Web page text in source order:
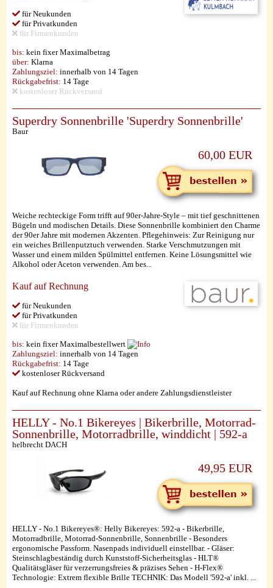
für Neukunden
für Privatkunden
für Firmenkunden
bis: kein fixer Maximalbetrag
über: Klarna
Zahlungsziel: innerhalb von 14 Tagen
Rückgabefrist: 14 Tage
kostenloser Rückversand
Superdry Sonnenbrille 'Superdry Sonnenbrille'
Baur
60,00 EUR
Weiche rechteckige Form trifft auf 90er-Jahre-Style – mit tief geschnittenen
Bügeln und modischen Details. Diese Sonnenbrille kombiniert den Charme
der 90er Jahre mit modernen Akzenten. Pflegehinweis: Zur Reinigung nur
ein weiches Brillenputztuch verwenden. Starke Verschmutzungen mit
Wasser und einem milden Spülmittel entfernen. Keine Lösungsmittel wie
Alkohol oder Aceton verwenden. Am bes...
Kauf auf Rechnung
für Neukunden
für Privatkunden
für Firmenkunden
bis: kein fixer Maximalbestellwert
Zahlungsziel: innerhalb von 14 Tagen
Rückgabefrist: 14 Tage
kostenloser Rückversand
Kauf auf Rechnung ohne Klarna oder andere Zahlungsdienstleister
HELLY - No.1 Bikereyes | Bikerbrille, Motorrad-
Sonnenbrille, Motorradbrille, winddicht | 592-a
helbrecht DACH
49,95 EUR
HELLY - No.1 Bikereyes®: Helly Bikereyes: 592-a - Bikerbrille,
Motorradbrille, Motorrad-Sonnenbrille, Sonnenbrille - Besonders
ergonomische Passform. Nasenpads individuell einstellbar. - Gläser:
Steinschlagbeständig durch Kunststoff-Sicherheitsglas - HLT®
Qualitätsgläser für verzerrungsfreies & präzises Sehen - H-Flex®
Technologie: Extrem flexible Brille TECHNIK: Das Modell '592-a' inkl. ...